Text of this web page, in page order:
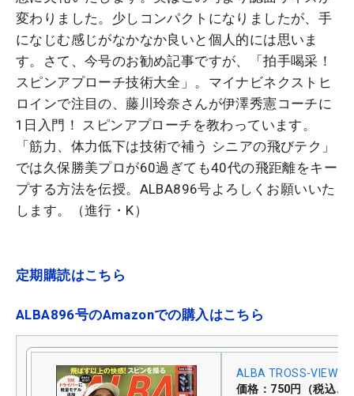
変わりました。少しコンパクトになりましたが、手
になじむ感じがなかなか良いと個人的には思いま
す。さて、今号のお勧め記事ですが、「拍手喝采！
スピンアプローチ技術大全」。マイナビネクストヒ
ロインで注目の、藤川玲奈さんが伊澤秀憲コーチに
1日入門！ スピンアプローチを教わっています。
「筋力、体力低下は技術で補う シニアの飛びテク」
では久保勝美プロが60過ぎても40代の飛距離をキー
プする方法を伝授。ALBA896号よろしくお願いいた
します。（進行・K）
定期購読はこちら
ALBA896号のAmazonでの購入はこちら
ALBA TROSS-VIEW (
価格：750円（税込、